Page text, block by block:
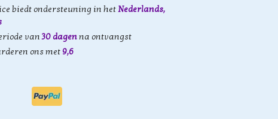
biedt ondersteuning in hetNederlands,
van30 dagenna ontvangst
ons met 9,6